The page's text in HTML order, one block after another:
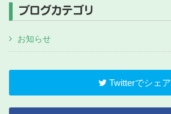
ブログカテゴリ
お知らせ
Twitterでシェア